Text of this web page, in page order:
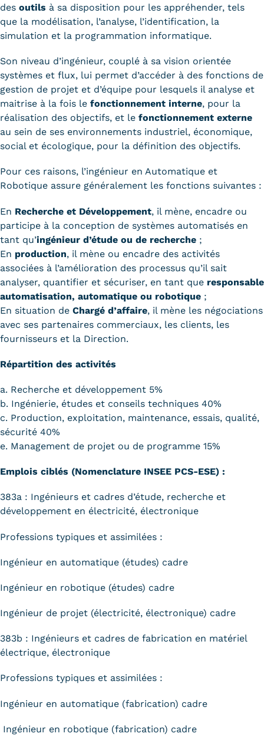
des outils à sa disposition pour les appréhender, tels
que la modélisation, l’analyse, l’identification, la
simulation et la programmation informatique.
Son niveau d’ingénieur, couplé à sa vision orientée
systèmes et flux, lui permet d’accéder à des fonctions de
gestion de projet et d’équipe pour lesquels il analyse et
maitrise à la fois le fonctionnement interne, pour la
réalisation des objectifs, et le fonctionnement externe
au sein de ses environnements industriel, économique,
social et écologique, pour la définition des objectifs.
Pour ces raisons, l’ingénieur en Automatique et
Robotique assure généralement les fonctions suivantes :
En Recherche et Développement, il mène, encadre ou
participe à la conception de systèmes automatisés en
tant qu’ingénieur d’étude ou de recherche ;
En production, il mène ou encadre des activités
associées à l’amélioration des processus qu’il sait
analyser, quantifier et sécuriser, en tant que responsable
automatisation, automatique ou robotique ;
En situation de Chargé d’affaire, il mène les négociations
avec ses partenaires commerciaux, les clients, les
fournisseurs et la Direction.
Répartition des activités
a. Recherche et développement 5%
b. Ingénierie, études et conseils techniques 40%
c. Production, exploitation, maintenance, essais, qualité,
sécurité 40%
e. Management de projet ou de programme 15%
Emplois ciblés (Nomenclature INSEE PCS-ESE) :
383a : Ingénieurs et cadres d’étude, recherche et
développement en électricité, électronique
Professions typiques et assimilées :
Ingénieur en automatique (études) cadre
Ingénieur en robotique (études) cadre
Ingénieur de projet (électricité, électronique) cadre
383b : Ingénieurs et cadres de fabrication en matériel
électrique, électronique
Professions typiques et assimilées :
Ingénieur en automatique (fabrication) cadre
Ingénieur en robotique (fabrication) cadre